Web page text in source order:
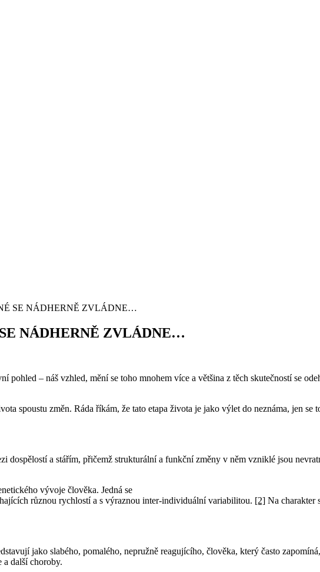
SE NÁDHERNĚ ZVLÁDNE…
NÁDHERNĚ ZVLÁDNE…
pohled – náš vzhled, mění se toho mnohem více a většina z těch skutečností se
spoustu změn. Ráda říkám, že tato etapa života je jako výlet do neznáma, jen
dospělostí a stářím, přičemž strukturální a funkční změny v něm vzniklé jsou
vývoje člověka. Jedná se
různou rychlostí a s výraznou inter-individuální variabilitou. [2] Na charakter
jako slabého, pomalého, nepružně reagujícího, člověka, který často
a další choroby.